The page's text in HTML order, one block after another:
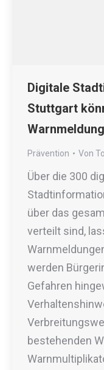
Digitale
Stuttgart
Prävention Von
Über die 300
über das
verteilt sind,
werden
Gefahren
bestehenden